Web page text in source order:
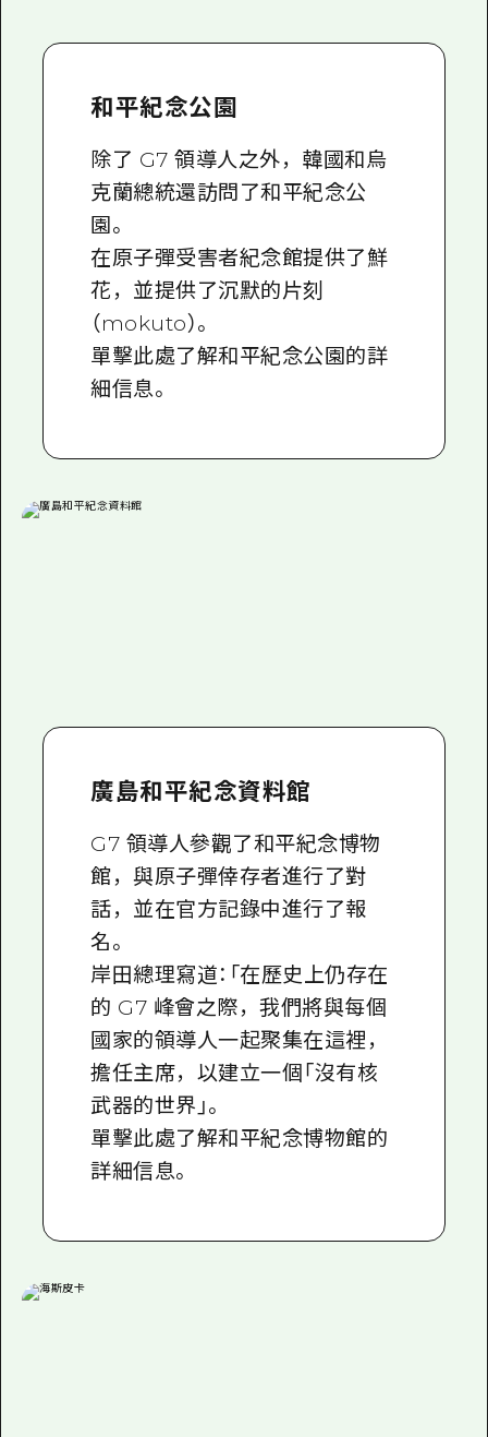
和平紀念公園
除了 G7 領導人之外，韓國和烏
克蘭總統還訪問了和平紀念公
園。
在原子彈受害者紀念館提供了鮮
花，並提供了沉默的片刻
（mokuto）。
單擊此處了解和平紀念公園的詳
細信息。
廣島和平紀念資料館
G7 領導人參觀了和平紀念博物
館，與原子彈倖存者進行了對
話，並在官方記錄中進行了報
名。
岸田總理寫道：「在歷史上仍存在
的 G7 峰會之際，我們將與每個
國家的領導人一起聚集在這裡，
擔任主席，以建立一個「沒有核
武器的世界」。
單擊此處了解和平紀念博物館的
詳細信息。